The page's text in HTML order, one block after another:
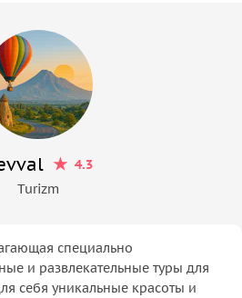
4.3
Turizm
специально
и развлекательные туры для
себя уникальные красоты и